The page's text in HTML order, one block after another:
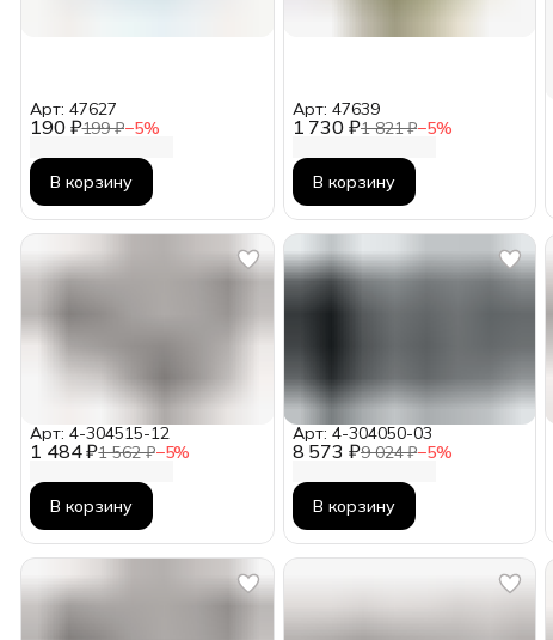
190 ₽199 ₽−5%
Арт: 47627
В корзину
1 730 ₽1 821 ₽−5%
Арт: 47639
В корзину
1 484 ₽1 562 ₽−5%
Арт: 4-304515-12
В корзину
8 573 ₽9 024 ₽−5%
Арт: 4-304050-03
В корзину